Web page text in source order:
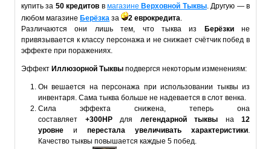
купить за 50 кредитов вмагазине Верховной Тыквы. Другую — в
любом магазине Берёзка за 2 еврокредита.
Различаются они лишь тем, что тыква из
Берёзкине
привязывается к классу персонажа и не снижает счётчик побед в
эффекте при поражениях.
Эффект Иллюзорной Тыквы подвергся некоторым изменениям:
Он вешается на персонажа при использовании тыквы из
инвентаря. Сама тыква больше не надевается в слот венка.
Сила эффекта снижена, теперь она
составляет +300HPдля легендарной тыквы на 12
уровне и перестала увеличивать характеристики.
Качество тыквы повышается каждые 5 побед.